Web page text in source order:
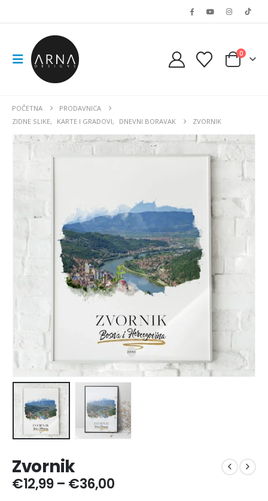
0
POČETNA
PRODAVNICA
ZIDNE SLIKE, KARTE I GRADOVI, DNEVNI BORAVAK ZVORNIK
Zvornik
€12,99 – €36,00Price